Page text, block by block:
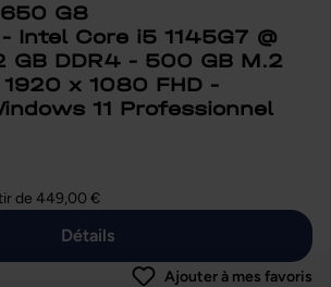
650 G8
Intel Core i5 1145G7 @
GB DDR4 - 500 GB M.2
1920 x 1080 FHD -
11 Professionnel
de 449,00 €
Détails
Ajouter à mes favoris